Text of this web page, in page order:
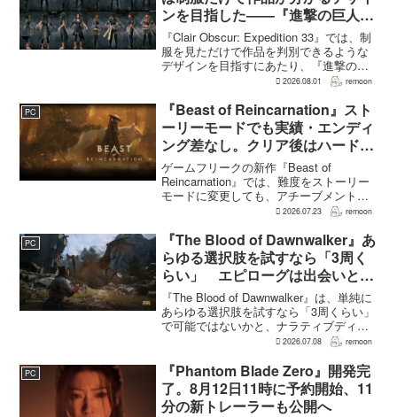
ンを目指した――『進撃の巨人』
の制服と『BLEACH』のキャラ
造形が影響
『Clair Obscur: Expedition 33』では、制
服を見ただけで作品を判別できるような
デザインを目指すにあたり、『進撃の巨
人』を参考にしたという。あわせて、キ
ルで印象に残るデザインから...
2026.08.01 remoon
PC
『Beast of Reincarnation』スト
ーリーモードでも実績・エンディ
ング差なし。クリア後はハード超
えのNEW GAME+も
ゲームフリークの新作『Beast of
Reincarnation』では、難度をストーリー
モードに変更しても、アチーブメントや
収集要素、エンディングに違いはない。
難度のNEW GAME+も用意されてい
る。...
2026.07.23 remoon
PC
『The Blood of Dawnwalker』あ
らゆる選択肢を試すなら「3周く
らい」 エピローグは出会いと選
択で変化
『The Blood of Dawnwalker』は、単純に
あらゆる選択肢を試すなら「3周くらい」
で可能ではないかと、ナラティブディレ
クターのJakub Szamałek氏がファミ
はエンディングへ収束...
2026.07.08 remoon
PC
『Phantom Blade Zero』開発完
了。8月12日11時に予約開始、11
分の新トレーラーも公開へ